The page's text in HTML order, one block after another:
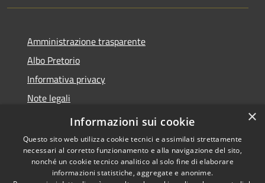
Amministrazione trasparente
Albo Pretorio
Informativa privacy
Note legali
Dichiarazione di accessibilità
Copyright © 2021 •
×
Informazioni sui cookie
Questo sito web utilizza cookie tecnici e assimilati strettamente
necessari al corretto funzionamento e alla navigazione del sito,
nonché un cookie tecnico analitico al solo fine di elaborare
informazioni statistiche, aggregate e anonime.